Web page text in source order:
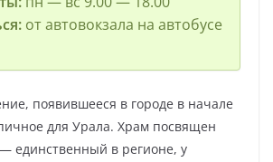
от автовокзала на автобусе
появившееся в городе в начале
для Урала. Храм посвящен
единственный в регионе, у